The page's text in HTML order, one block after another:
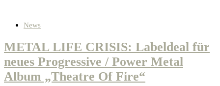
News
METAL LIFE CRISIS: Labeldeal für
neues Progressive / Power Metal
Album „Theatre Of Fire“